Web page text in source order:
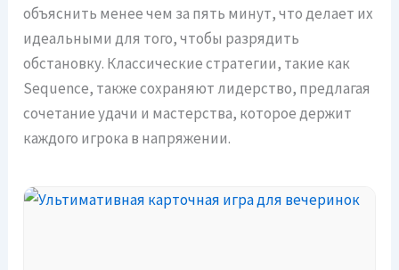
объяснить менее чем за пять минут, что делает их
идеальными для того, чтобы разрядить
обстановку. Классические стратегии, такие как
Sequence, также сохраняют лидерство, предлагая
сочетание удачи и мастерства, которое держит
каждого игрока в напряжении.